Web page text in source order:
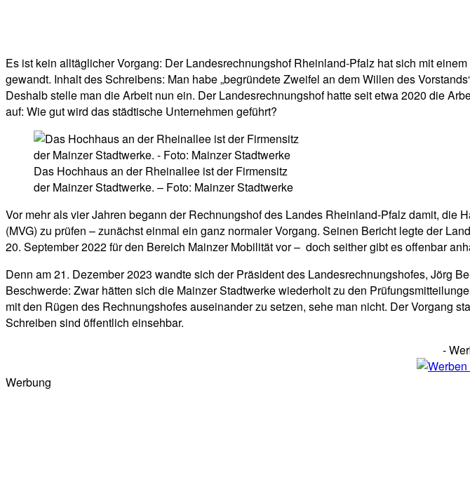
Es ist kein alltäglicher Vorgang: Der Landesrechnungshof Rheinland-Pfalz hat sich mit
gewandt. Inhalt des Schreibens: Man habe „begründete Zweifel an dem Willen des
Deshalb stelle man die Arbeit nun ein. Der Landesrechnungshof hatte seit etwa 2020 die
auf: Wie gut wird das städtische Unternehmen geführt?
Das Hochhaus an der Rheinallee ist der Firmensitz
der Mainzer Stadtwerke. – Foto: Mainzer Stadtwerke
Vor mehr als vier Jahren begann der Rechnungshof des Landes Rheinland-Pfalz damit, die
(MVG) zu prüfen – zunächst einmal ein ganz normaler Vorgang. Seinen Bericht legte der
20. September 2022 für den Bereich Mainzer Mobilität vor – doch seither gibt es offenbar
Denn am 21. Dezember 2023 wandte sich der Präsident des Landesrechnungshofes, Jörg
Beschwerde: Zwar hätten sich die Mainzer Stadtwerke wiederholt zu den
mit den Rügen des Rechnungshofes auseinander zu setzen, sehe man nicht. Der Vorgang
Schreiben sind öffentlich einsehbar.
-
Werbung